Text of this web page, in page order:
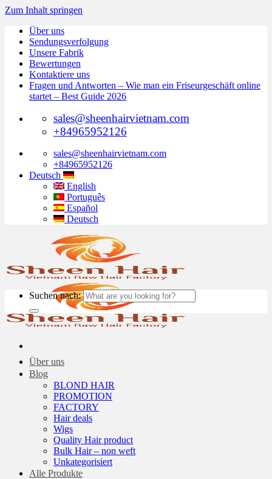
Zum Inhalt springen
Über uns
Sendungsverfolgung
Unsere Fabrik
Bewertungen
Kontaktiere uns
Fragen und Antworten – Wie man ein Friseurgeschäft online
startet – Best Guide 2026
sales@sheenhairvietnam.com
+84965952126
sales@sheenhairvietnam.com
+84965952126
Deutsch
English
Português
Español
Deutsch
Über uns
Blog
BLOND HAIR
PROMOTION
FACTORY
Hair deals
Wigs
Quality Hair product
Bulk Hair – non weft
Unkategorisiert
Alle Produkte
Suchen nach: